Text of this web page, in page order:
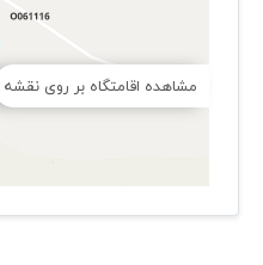
مشاهده اقامتگاه بر روی نقشه